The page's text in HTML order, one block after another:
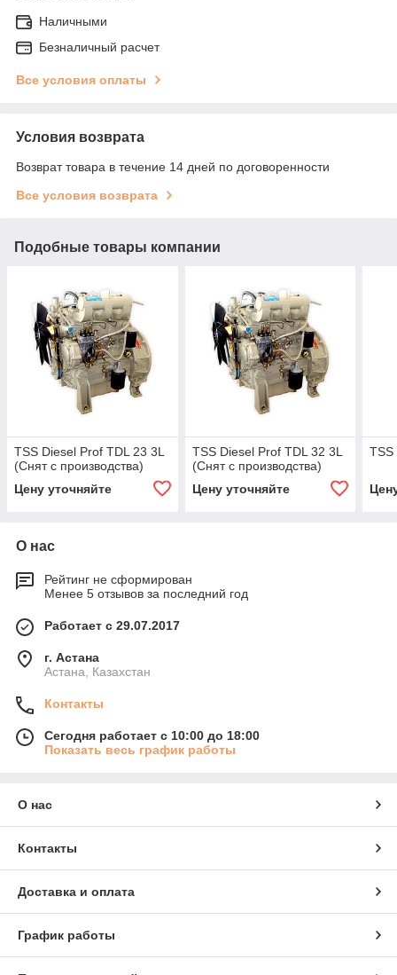
Наличными
Безналичный расчет
Все условия оплаты
Условия возврата
Возврат товара в течение 14 дней по договоренности
Все условия возврата
Подобные товары компании
TSS Diesel Prof TDL 23 3L
(Снят с производства)
Цену уточняйте
TSS Diesel Prof TDL 32 3L
(Снят с производства)
Цену уточняйте
TSS
О нас
Рейтинг не сформирован
Менее 5 отзывов за последний год
Работает с 29.07.2017
г. Астана
Астана, Казахстан
Контакты
Сегодня работает с 10:00 до 18:00
Показать весь график работы
О нас
Контакты
Доставка и оплата
График работы